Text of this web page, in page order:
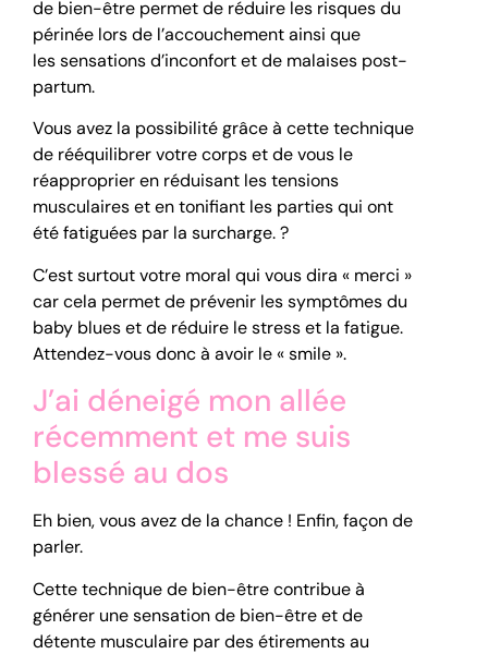
de bien-être permet de réduire les risques du
périnée lors de l’accouchement ainsi que
les sensations d’inconfort et de malaises post-
partum.
Vous avez la possibilité grâce à cette technique
de rééquilibrer votre corps et de vous le
réapproprier en réduisant les tensions
musculaires et en tonifiant les parties qui ont
été fatiguées par la surcharge. ?
C’est surtout votre moral qui vous dira « merci »
car cela permet de prévenir les symptômes du
baby blues et de réduire le stress et la fatigue.
Attendez-vous donc à avoir le « smile ».
J’ai déneigé mon allée
récemment et me suis
blessé au dos
Eh bien, vous avez de la chance ! Enfin, façon de
parler.
Cette technique de bien-être contribue à
générer une sensation de bien-être et de
détente musculaire par des étirements au